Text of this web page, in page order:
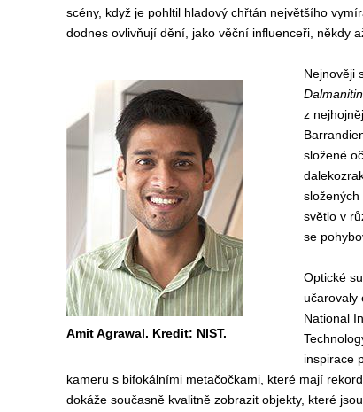
scény, když je pohltil hladový chřtán největšího
dodnes ovlivňují dění, jako věční influenceři, někdy
Amit Agrawal. Kredit: NIST.
Nejnověji
z
složené
světlo v
se
Optické
učarovaly
National
inspirace
kameru s bifokálními metačočkami, které mají
dokáže současně kvalitně zobrazit objekty, které